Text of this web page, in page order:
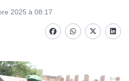
2025 à 08:17
FacebookwhatsappTwitter